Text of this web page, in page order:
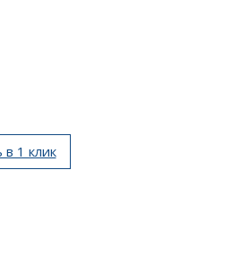
в 1 клик